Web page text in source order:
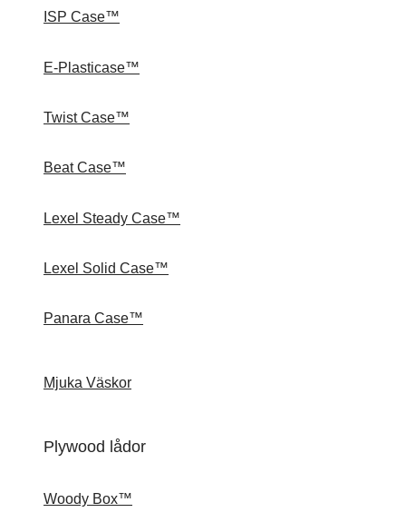
ISP Case™
E-Plasticase™
Twist Case™
Beat Case™
Lexel Steady Case™
Lexel Solid Case™
Panara Case™
Mjuka Väskor
Plywood lådor
Woody Box™